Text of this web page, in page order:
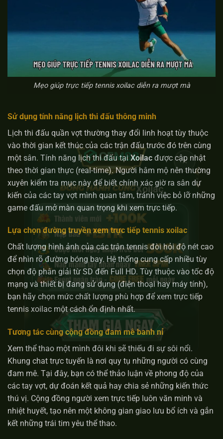
Mẹo giúp trực tiếp tennis xoilac diễn ra mượt mà
Sử dụng tính năng lịch thi đấu thông minh
Lịch thi đấu quần vợt thường thay đổi linh hoạt tùy thuộc
vào thời gian kết thúc của các trận đấu trước đó trên cùng
một sân. Tính năng lịch thi đấu tại Xoilac được cập nhật
theo thời gian thực (real-time). Người hâm mộ nên thường
xuyên kiểm tra mục này để biết chính xác giờ ra sân dự
kiến của các tay vợt mình quan tâm, tránh việc bỏ lỡ những
game đấu mở màn quan trọng khi xem trực tiếp.
Lựa chọn đường truyền xem trực tiếp tennis xoilac
Chất lượng hình ảnh của các trận tennis đòi hỏi độ nét cao
để nhìn rõ đường bóng bay. Hệ thống cung cấp nhiều tùy
chọn độ phân giải từ SD đến Full HD. Tùy thuộc vào tốc độ
mạng và thiết bị đang sử dụng (điện thoại hay máy tính),
bạn hãy chọn mức chất lượng phù hợp để xem trực tiếp
tennis xoilac một cách ổn định nhất.
Tương tác cùng cộng đồng đam mê banh nỉ
Xem thể thao một mình đôi khi sẽ thiếu đi sự sôi nổi.
Khung chat trực tuyến là nơi quy tụ những người có cùng
đam mê. Tại đây, bạn có thể thảo luận về phong độ của
các tay vợt, dự đoán kết quả hay chia sẻ những kiến thức
thú vị. Cộng đồng người xem trực tiếp luôn văn minh và
nhiệt huyết, tạo nên một không gian giao lưu bổ ích và gắn
kết những trái tim yêu thể thao.
×
Xoilac